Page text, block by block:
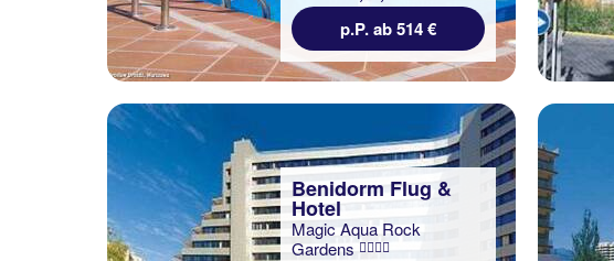
p.P. ab 514 €
Benidorm Flug &
Hotel
Magic Aqua Rock
Gardens